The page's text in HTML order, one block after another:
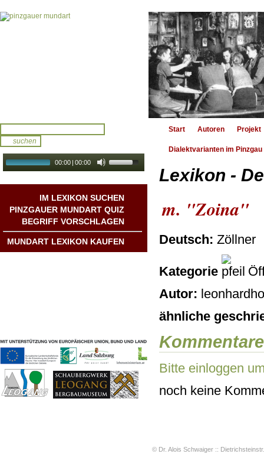
00:00 | 00:00
IM LEXIKON SUCHEN
PINZGAUER MUNDART QUIZ
BEGRIFF VORSCHLAGEN
MUNDART LEXIKON KAUFEN
Start Autoren Projekt
Dialektvarianten im Pinzgau
Lexikon -
m. "Zoina"
Deutsch: Zöllner
Kategorie
Autor:
ähnliche
Kommentare
Bitte einloggen
noch keine
© Dr. Alois Schwaiger ::